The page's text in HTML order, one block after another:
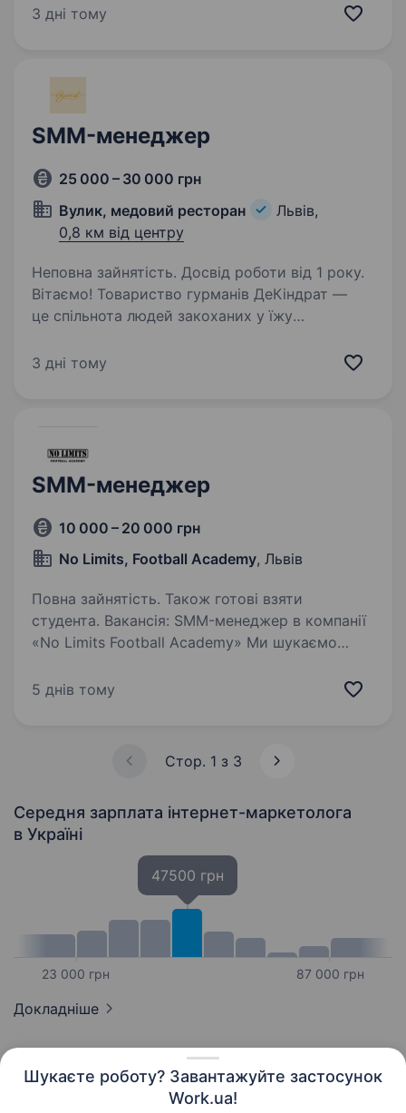
Шукаєте роботу? Завантажуйте застосунок
Work.ua!
що привертає увагу, та реалізовувати
3 дні тому
SMM-менеджер
25 000 – 30 000 грн
Вулик, медовий ресторан
Львів,
0,8 км від центру
Неповна зайнятість. Досвід роботи від 1 року.
Вітаємо! Товариство гурманів ДеКіндрат —
це спільнота людей закоханих у їжу
донести це якомога більшій кількості людей
3 дні тому
SMM-менеджер
10 000 – 20 000 грн
No Limits, Football Academy, Львів
Повна зайнятість. Також готові взяти
студента. Вакансія: SMM-менеджер в компанії
«No Limits Football Academy» Ми шукаємо
який долучиться до нашої команди
5 днів тому
Стор. 1 з 3
Середня зарплата інтернет-маркетолога
в Україні
23 000 грн
47500 грн
87 000 грн
Докладніше